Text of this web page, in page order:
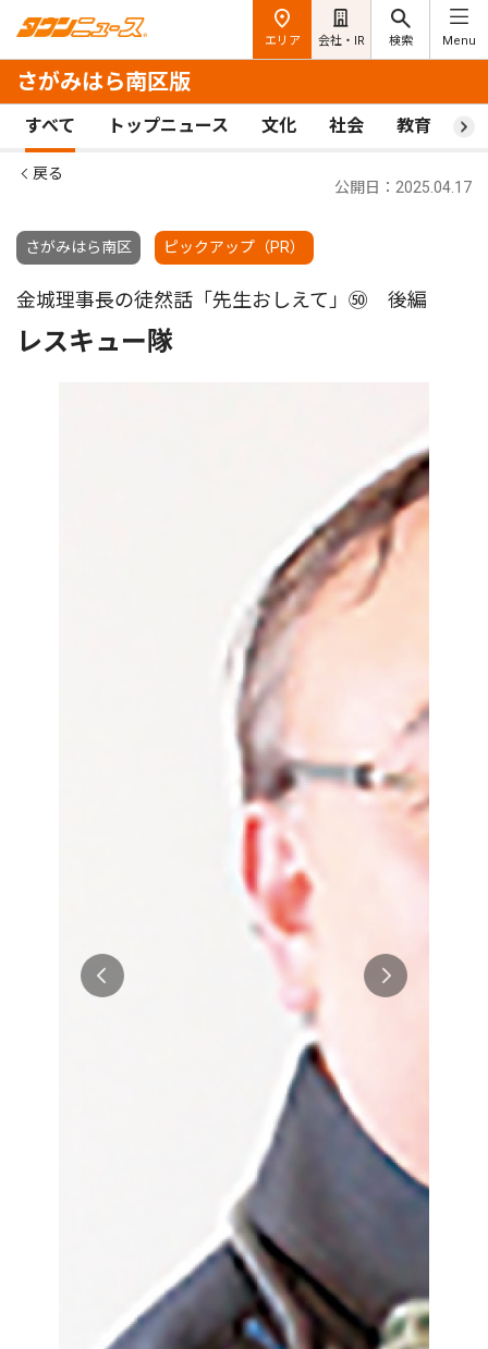
エリア 会社・IR 検索 Menu
さがみはら南区版
すべて トップニュース 文化 社会 教育 ス
戻る
さがみはら南区 ピックアップ（PR）
公開日：2025.04.17
金城理事長の徒然話「先生おしえて」㊿ 後編
レスキュー隊